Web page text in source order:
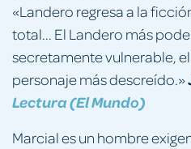
«Landero regresa a la
total... El Landero más
secretamente vulnerable,
personaje más descreído.»
Lectura (El Mundo)
Marcial es un hombre